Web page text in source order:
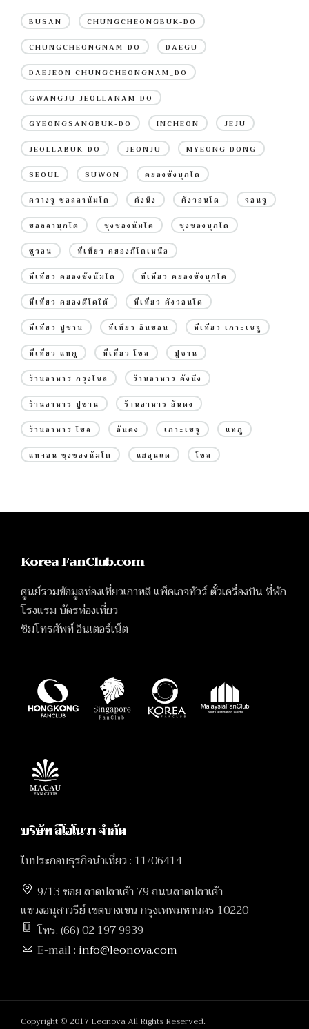
BUSAN CHUNGCHEONGBUK-DO
CHUNGCHEONGNAM-DO DAEGU
DAEJEON CHUNGCHEONGNAM_DO
GWANGJU JEOLLANAM-DO
GYEONGSANGBUK-DO INCHEON JEJU
JEOLLABUK-DO JEONJU MYEONG DONG
SEOUL SUWON คยองซังบุกโด
ควางจู ชอลลานัมโด คังนึง คังวอนโด จอนจู
ชอลลาบุกโด ชุงชองนัมโด ชุงชองบุกโด
ซูวอน ที่เที่ยว คยองกีโดเหนือ
ที่เที่ยว คยองซังนัมโด ที่เที่ยว คยองซังบุกโด
ที่เที่ยว คยองดีโดใต้ ที่เที่ยว คังวอนโด
ที่เที่ยว ปูซาน ที่เที่ยว อินชอน ที่เที่ยว เกาะเชจู
ที่เที่ยว แทกู ที่เที่ยว โซล ปูซาน
ร้านอาหาร กรุงโซล ร้านอาหาร คังนึง
ร้านอาหาร ปูซาน ร้านอาหาร อันดง
ร้านอาหาร โซล อันดง เกาะเชจู แทกู
แทจอน ชุงชองนัมโด แฮอุนแด โซล
Korea FanClub.com
ศูนย์รวมข้อมูลท่องเที่ยวเกาหลี แพ็คเกจทัวร์ ตั๋วเครื่องบิน ที่พัก
โรงแรม บัตรท่องเที่ยว
ซิมโทรศัพท์ อินเตอร์เน็ต
บริษัท ลีโอโนวา จำกัด
ใบประกอบธุรกิจนำเที่ยว : 11/06414
9/13 ซอย ลาดปลาเค้า 79 ถนนลาดปลาเค้า
แขวงอนุสาวรีย์ เขตบางเขน กรุงเทพมหานคร 10220
โทร. (66) 02 197 9939
E-mail : info@leonova.com
Copyright © 2017 Leonova All Rights Reserved.